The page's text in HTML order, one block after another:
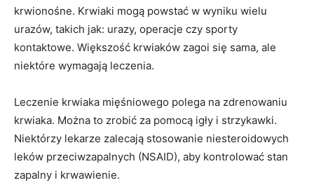
krwionośne. Krwiaki mogą powstać w wyniku wielu
urazów, takich jak: urazy, operacje czy sporty
kontaktowe. Większość krwiaków zagoi się sama, ale
niektóre wymagają leczenia.
Leczenie krwiaka mięśniowego polega na zdrenowaniu
krwiaka. Można to zrobić za pomocą igły i strzykawki.
Niektórzy lekarze zalecają stosowanie niesteroidowych
leków przeciwzapalnych (NSAID), aby kontrolować stan
zapalny i krwawienie.